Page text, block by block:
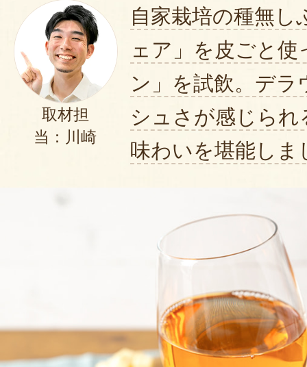
取材担
当：川崎
自家栽培の種無し
ェア」を皮ごと
ン」を試飲。デ
シュさが感じら
味わいを堪能しま